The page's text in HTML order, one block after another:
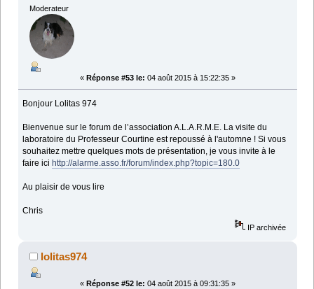
Moderateur
« Réponse #53 le: 04 août 2015 à 15:22:35 »
Bonjour Lolitas 974
Bienvenue sur le forum de l’association A.L.A.R.M.E. La visite du
laboratoire du Professeur Courtine est repoussé à l'automne ! Si vous
souhaitez mettre quelques mots de présentation, je vous invite à le
faire ici http://alarme.asso.fr/forum/index.php?topic=180.0
Au plaisir de vous lire
Chris
IP archivée
lolitas974
« Réponse #52 le: 04 août 2015 à 09:31:35 »